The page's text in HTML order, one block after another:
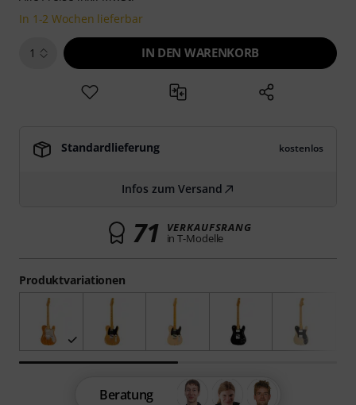
Produktvariationen
In 1-2 Wochen lieferbar
1 IN DEN WARENKORB
Standardlieferung kostenlos
Infos zum Versand
71 VERKAUFSRANG
in T-Modelle
Beratung